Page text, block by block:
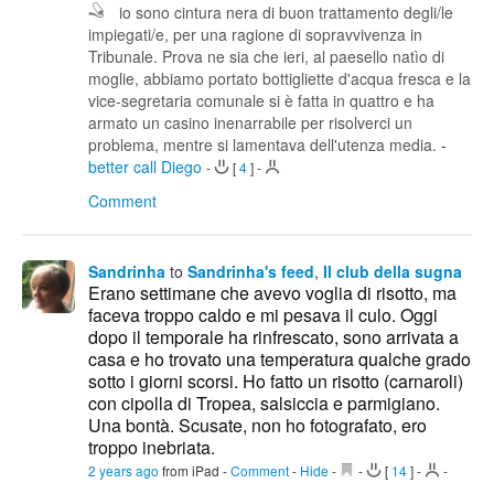
io sono cintura nera di buon trattamento degli/le
impiegati/e, per una ragione di sopravvivenza in
Tribunale. Prova ne sia che ieri, al paesello natìo di
moglie, abbiamo portato bottigliette d'acqua fresca e la
vice-segretaria comunale si è fatta in quattro e ha
armato un casino inenarrabile per risolverci un
problema, mentre si lamentava dell'utenza media. -
better call Diego - [4]-
Comment
Sandrinha to Sandrinha's feed, Il club della sugna
Erano settimane che avevo voglia di risotto, ma
faceva troppo caldo e mi pesava il culo. Oggi
dopo il temporale ha rinfrescato, sono arrivata a
casa e ho trovato una temperatura qualche grado
sotto i giorni scorsi. Ho fatto un risotto (carnaroli)
con cipolla di Tropea, salsiccia e parmigiano.
Una bontà. Scusate, non ho fotografato, ero
troppo inebriata.
2 years ago from iPad -Comment- Hide - - [ 14]-
-